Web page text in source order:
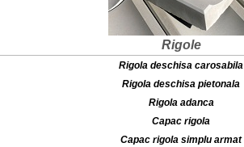
Rigole
Rigola deschisa carosabila
Rigola deschisa pietonala
Rigola adanca
Capac rigola
Capac rigola simplu armat